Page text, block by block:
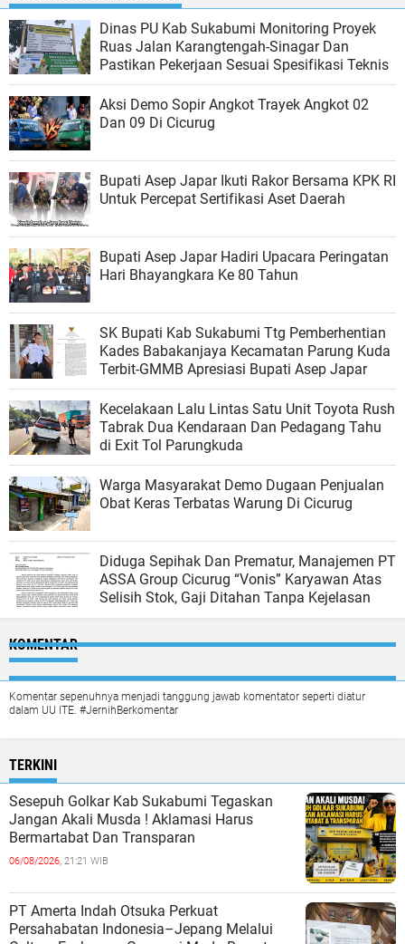
Dinas PU Kab Sukabumi Monitoring Proyek
Ruas Jalan Karangtengah-Sinagar Dan
Pastikan Pekerjaan Sesuai Spesifikasi Teknis
Aksi Demo Sopir Angkot Trayek Angkot 02
Dan 09 Di Cicurug
Bupati Asep Japar Ikuti Rakor Bersama KPK RI
Untuk Percepat Sertifikasi Aset Daerah
Bupati Asep Japar Hadiri Upacara Peringatan
Hari Bhayangkara Ke 80 Tahun
SK Bupati Kab Sukabumi Ttg Pemberhentian
Kades Babakanjaya Kecamatan Parung Kuda
Terbit-GMMB Apresiasi Bupati Asep Japar
Kecelakaan Lalu Lintas Satu Unit Toyota Rush
Tabrak Dua Kendaraan Dan Pedagang Tahu
di Exit Tol Parungkuda
Warga Masyarakat Demo Dugaan Penjualan
Obat Keras Terbatas Warung Di Cicurug
Diduga Sepihak Dan Prematur, Manajemen PT
ASSA Group Cicurug “Vonis” Karyawan Atas
Selisih Stok, Gaji Ditahan Tanpa Kejelasan
KOMENTAR
Komentar sepenuhnya menjadi tanggung jawab komentator seperti diatur
dalam UU ITE. #JernihBerkomentar
TERKINI
Sesepuh Golkar Kab Sukabumi Tegaskan
Jangan Akali Musda ! Aklamasi Harus
Bermartabat Dan Transparan
06/08/2026, 21:21 WIB
PT Amerta Indah Otsuka Perkuat
Persahabatan Indonesia–Jepang Melalui